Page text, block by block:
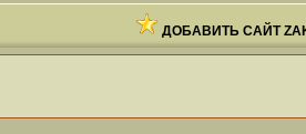
ДОБАВИТЬ САЙТ